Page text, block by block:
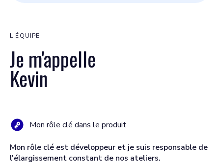
L'ÉQUIPE
Je m'appelle
Kevin
Mon rôle clé dans le produit
Mon rôle clé est développeur et je suis responsable de
l'élargissement constant de nos ateliers.